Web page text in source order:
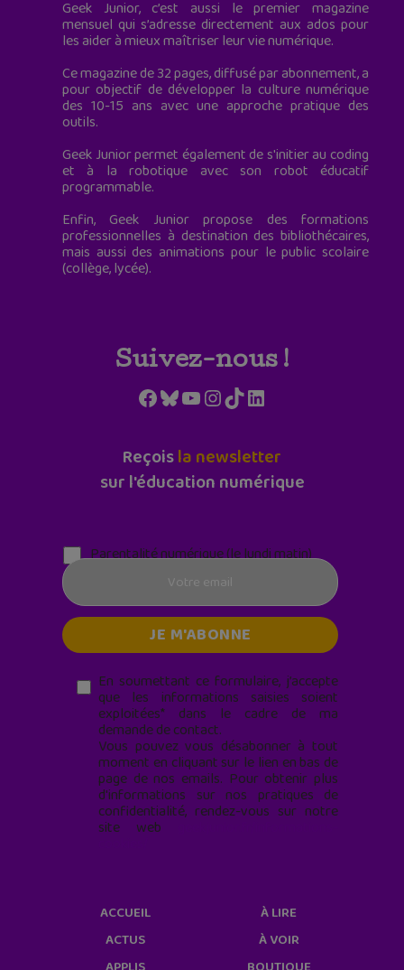
Geek Junior, c’est aussi le premier magazine
mensuel qui s’adresse directement aux ados pour
les aider à mieux maîtriser leur vie numérique.
Ce magazine de 32 pages, diffusé par abonnement, a
pour objectif de développer la culture numérique
des 10-15 ans avec une approche pratique des
outils.
Geek Junior permet également de s'initier au coding
et à la robotique avec son robot éducatif
programmable.
Enfin, Geek Junior propose des formations
professionnelles à destination des bibliothécaires,
mais aussi des animations pour le public scolaire
(collège, lycée).
Suivez-nous !
Facebook
Bluesky
YouTube
Instagram
TikTokLinkedIn
Reçoisla newsletter
sur l'éducation numérique
Parentalité numérique (le lundi matin)
En soumettant ce formulaire, j’accepte
que les informations saisies soient
exploitées* dans le cadre de ma
demande de contact.
Vous pouvez vous désabonner à tout
moment en cliquant sur le lien en bas de
page de nos emails. Pour obtenir plus
d'informations sur nos pratiques de
confidentialité, rendez-vous sur notre
site web
ACCUEIL
ACTUS
À LIRE
À VOIR